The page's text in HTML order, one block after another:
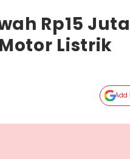
Rp15
Listrik
Add